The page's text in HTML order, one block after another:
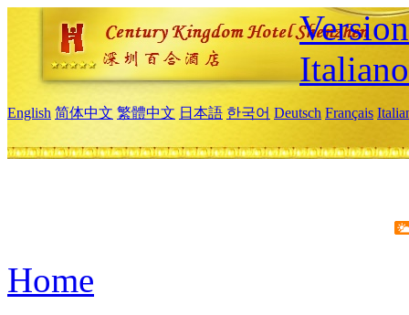
Italiano
English 简体中文 繁體中文 日本語 한국어 Deutsch Français
Home